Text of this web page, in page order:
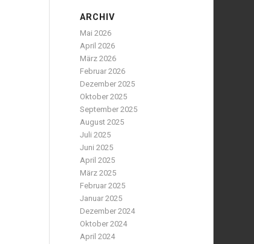
ARCHIV
Mai 2026
April 2026
März 2026
Februar 2026
Dezember 2025
Oktober 2025
September 2025
August 2025
Juli 2025
Juni 2025
April 2025
März 2025
Februar 2025
Januar 2025
Dezember 2024
Oktober 2024
April 2024